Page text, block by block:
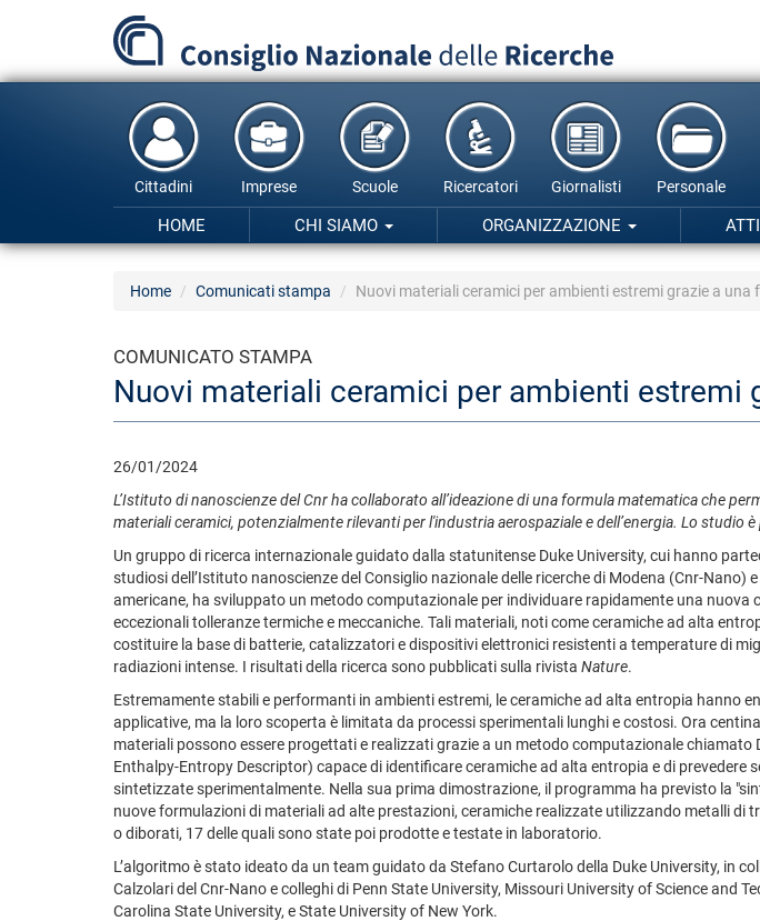
principale
Cittadini Imprese Scuole Ricercatori Giornalisti Personale
HOME CHI SIAMO ORGANIZZAZIONE
Home Comunicati stampa Nuovi materiali ceramici per ambienti estremi grazie a una
COMUNICATO STAMPA
Nuovi materiali ceramici per ambienti estremi
26/01/2024
L’Istituto di nanoscienze del Cnr ha collaborato all’ideazione di una formula matematica che
materiali ceramici, potenzialmente rilevanti per l'industria aerospaziale e dell’energia. Lo studio
Un gruppo di ricerca internazionale guidato dalla statunitense Duke University, cui hanno
studiosi dell’Istituto nanoscienze del Consiglio nazionale delle ricerche di Modena (Cnr-Nano)
americane, ha sviluppato un metodo computazionale per individuare rapidamente una nuova
eccezionali tolleranze termiche e meccaniche. Tali materiali, noti come ceramiche ad alta
costituire la base di batterie, catalizzatori e dispositivi elettronici resistenti a temperature di
radiazioni intense. I risultati della ricerca sono pubblicati sulla rivista Nature.
Estremamente stabili e performanti in ambienti estremi, le ceramiche ad alta entropia hanno
applicative, ma la loro scoperta è limitata da processi sperimentali lunghi e costosi. Ora
materiali possono essere progettati e realizzati grazie a un metodo computazionale chiamato
Enthalpy-Entropy Descriptor) capace di identificare ceramiche ad alta entropia e di prevedere
sintetizzate sperimentalmente. Nella sua prima dimostrazione, il programma ha previsto la
nuove formulazioni di materiali ad alte prestazioni, ceramiche realizzate utilizzando metalli di
o diborati, 17 delle quali sono state poi prodotte e testate in laboratorio.
L’algoritmo è stato ideato da un team guidato da Stefano Curtarolo della Duke University, in
Calzolari del Cnr-Nano e colleghi di Penn State University, Missouri University of Science and
Carolina State University, e State University of New York.